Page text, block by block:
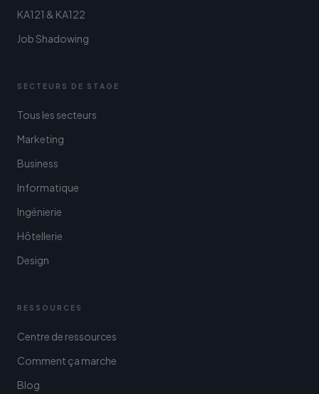
KA121 & KA122
Job Shadowing
SECTEURS DE STAGE
Tous les secteurs
Marketing
Business
Informatique
Ingénierie
Hôtellerie
Design
RESSOURCES
Centre de ressources
Comment ça marche
Blog